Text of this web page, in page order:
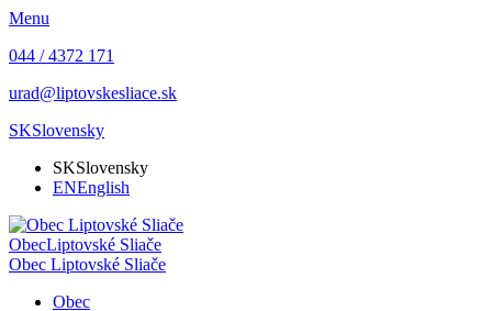
Menu
044 / 4372 171
urad@liptovskesliace.sk
SKSlovensky
SKSlovensky
ENEnglish
ObecLiptovské Sliače
Obec Liptovské Sliače
Obec